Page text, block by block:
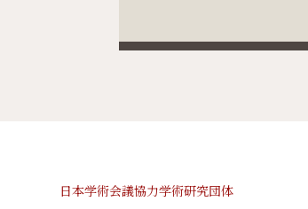
日本学術会議協力学術研究団体